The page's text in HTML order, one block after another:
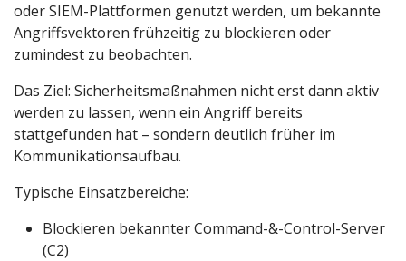
oder SIEM-Plattformen genutzt werden, um bekannte
Angriffsvektoren frühzeitig zu blockieren oder
zumindest zu beobachten.
Das Ziel: Sicherheitsmaßnahmen nicht erst dann aktiv
werden zu lassen, wenn ein Angriff bereits
stattgefunden hat – sondern deutlich früher im
Kommunikationsaufbau.
Typische Einsatzbereiche:
Blockieren bekannter Command-&-Control-Server
(C2)